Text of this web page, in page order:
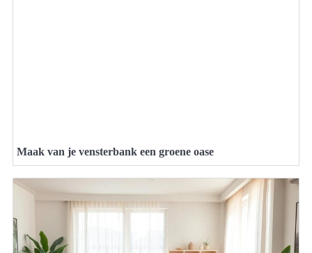
Maak van je vensterbank een groene oase